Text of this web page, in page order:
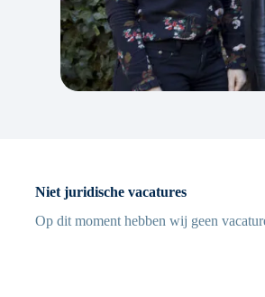
Niet juridische vacatures
Op dit moment hebben wij geen